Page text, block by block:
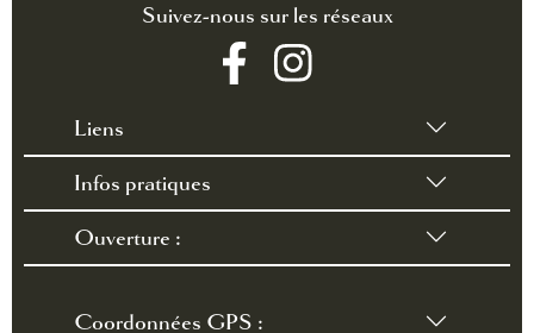
Suivez-nous sur les réseaux
Liens
Conditions générales de vente
•Règlement intérieur
Infos pratiques
Contact /accès
•FAQ
Ouverture :
Toute l'année pour la location de chalets
Coordonnées GPS :